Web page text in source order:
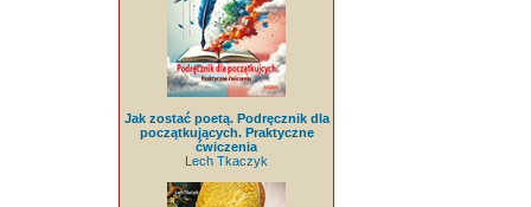
Jak zostać poetą. Podręcznik dla
początkujących. Praktyczne
ćwiczenia
Lech Tkaczyk